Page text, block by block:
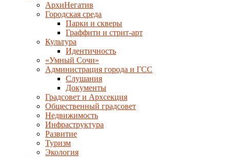
АрхиНегатив
Городская среда
Парки и скверы
Граффити и стрит-арт
Культура
Идентичность
«Умный Сочи»
Администрация города и ГСС
Слушания
Документы
Градсовет и Архсекция
Общественный градсовет
Недвижимость
Инфраструктура
Развитие
Туризм
Экология